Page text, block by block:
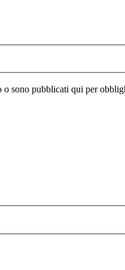
sono pubblicati qui per